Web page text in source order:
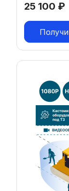
25 100 ₽